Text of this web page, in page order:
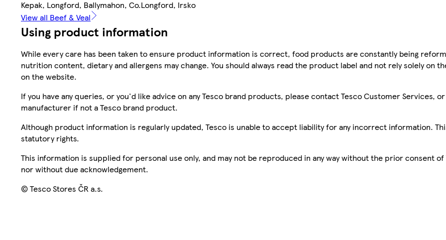
Kepak, Longford, Ballymahon, Co.Longford, Irsko
View all Beef & Veal
Using product information
While every care has been taken to ensure product information is correct, food products are constantly being
nutrition content, dietary and allergens may change. You should always read the product label and not rely solely on
on the website.
If you have any queries, or you'd like advice on any Tesco brand products, please contact Tesco Customer Services,
manufacturer if not a Tesco brand product.
Although product information is regularly updated, Tesco is unable to accept liability for any incorrect information.
statutory rights.
This information is supplied for personal use only, and may not be reproduced in any way without the prior consent
nor without due acknowledgement.
© Tesco Stores ČR a.s.